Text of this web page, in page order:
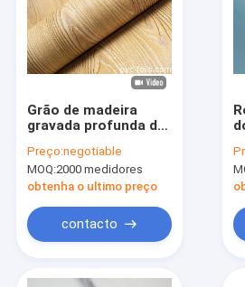
Para casa
Produtos
Sobre nós
Visita à fábrica
Controle de qualidade
Grão de madeira
gravada profunda da
autoadesiva da folha
da mobília do PVC
Preço:negotiable
MOQ:2000 medidores
obtenha o ultimo preço
contacto